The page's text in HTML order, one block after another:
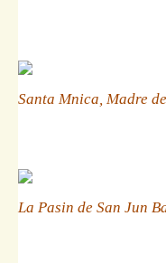
Santa Mnica, Madre
La Pasin de San Jun